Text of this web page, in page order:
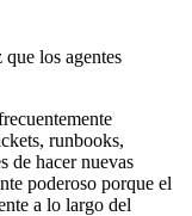
los agentes
runbooks,
de hacer nuevas
poderoso porque el
a lo largo del